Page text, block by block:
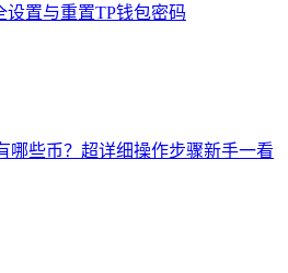
置与重置TP钱包密码
哪些币？超详细操作步骤新手一看